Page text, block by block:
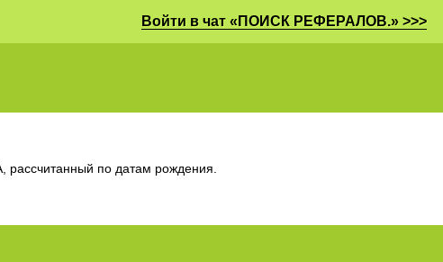
Войти в чат «ПОИСК РЕФЕРАЛОВ.» >>>
по датам рождения.